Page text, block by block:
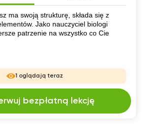
ma swoją strukturę, składa się z
Jako nauczyciel biologi
patrzenie na wszystko co Cie
1 oglądają teraz
bezpłatną lekcję